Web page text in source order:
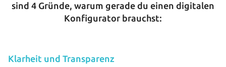
sind 4 Gründe, warum gerade du einen digitalen
Konfigurator brauchst:
Klarheit und Transparenz